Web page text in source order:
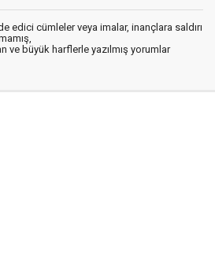
edici cümleler veya imalar, inançlara saldırı
ve büyük harflerle yazılmış yorumlar